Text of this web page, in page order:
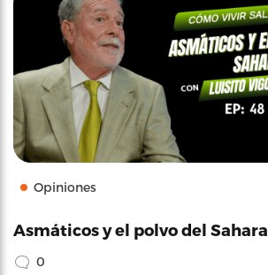
Opiniones
Asmáticos y el polvo del Sahara
0